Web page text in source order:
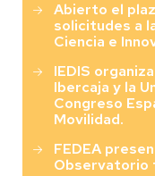
Abierto el
solicitudes a
Ciencia e
IEDIS
Ibercaja y la
Congreso
Movilidad.
FEDEA
Observatorio